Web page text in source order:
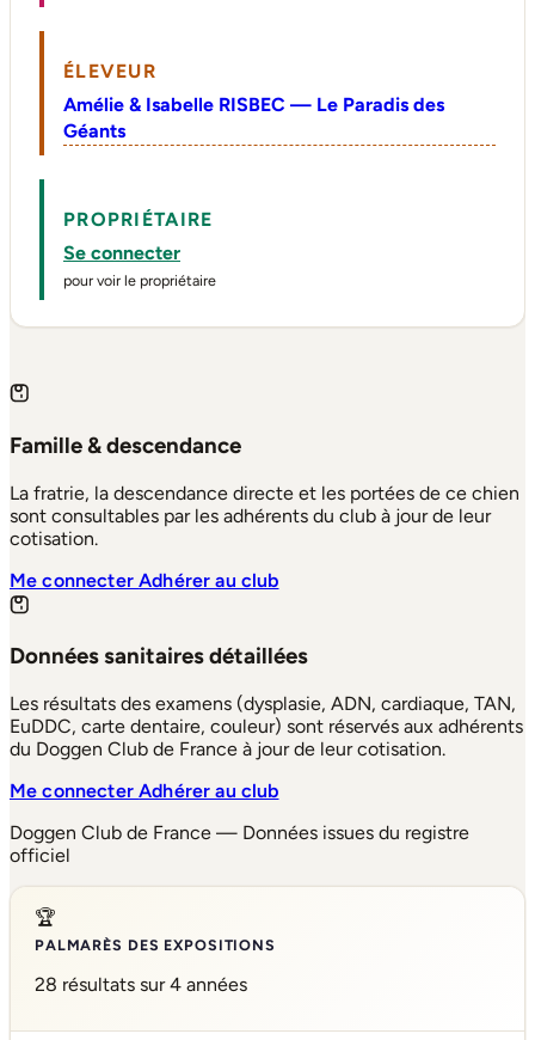
ÉLEVEUR
Amélie & Isabelle RISBEC — Le Paradis des
Géants
PROPRIÉTAIRE
Se connecter
pour voir le propriétaire
Famille & descendance
La fratrie, la descendance directe et les portées de ce chien
sont consultables par les adhérents du club à jour de leur
cotisation.
Me connecterAdhérer au club
Données sanitaires détaillées
Les résultats des examens (dysplasie, ADN, cardiaque, TAN,
EuDDC, carte dentaire, couleur) sont réservés aux adhérents
du Doggen Club de France à jour de leur cotisation.
Me connecterAdhérer au club
Doggen Club de France — Données issues du registre
officiel
🏆
PALMARÈS DES EXPOSITIONS
28 résultats sur 4 années